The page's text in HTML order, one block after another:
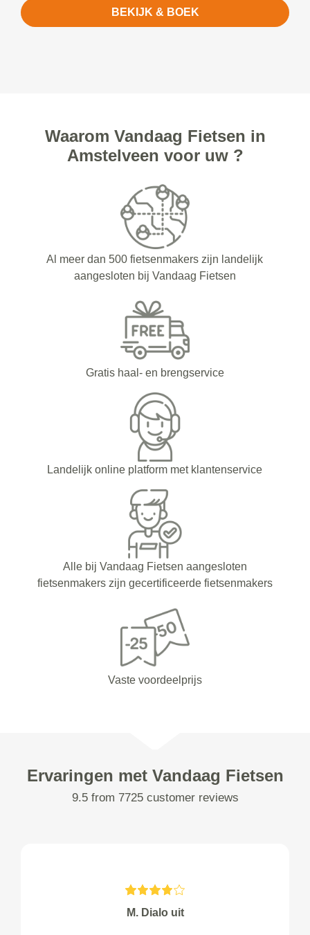
BEKIJK & BOEK
Waarom Vandaag Fietsen in
Amstelveen voor uw ?
Al meer dan 500 fietsenmakers zijn landelijk
aangesloten bij Vandaag Fietsen
Gratis haal- en brengservice
Landelijk online platform met klantenservice
Alle bij Vandaag Fietsen aangesloten
fietsenmakers zijn gecertificeerde fietsenmakers
Vaste voordeelprijs
Ervaringen met Vandaag Fietsen
9.5 from 7725 customer reviews
M. Dialo uit